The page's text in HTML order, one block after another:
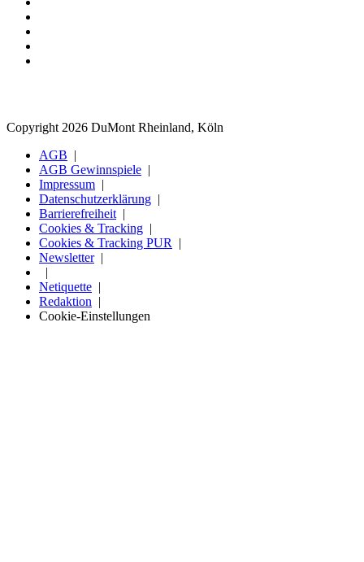
Copyright 2026 DuMont Rheinland, Köln
AGB
AGB Gewinnspiele
Impressum
Datenschutzerklärung
Barrierefreiheit
Cookies & Tracking
Cookies & Tracking PUR
Newsletter
Netiquette
Redaktion
Cookie-Einstellungen